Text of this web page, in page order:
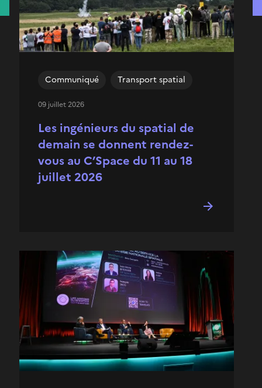
Les ingénieurs du spatial de
demain se donnent rendez-
vous au C’Space du 11 au 18
juillet 2026
Communiqué Transport spatial
09 juillet 2026